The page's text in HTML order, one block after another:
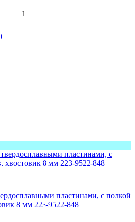
1
пластинами, с полкой
8 мм 223-9522-848